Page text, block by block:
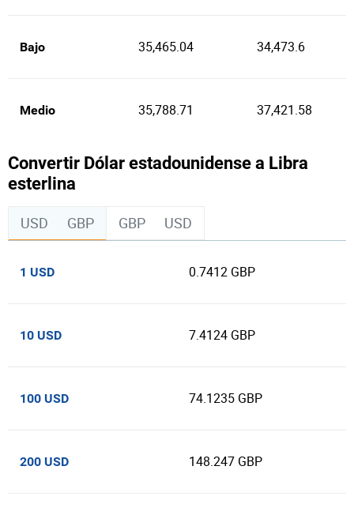
Bajo 35,465.04 34,473.6
Medio 35,788.71 37,421.58
Convertir Dólar estadounidense a Libra
esterlina
USD GBP GBP USD
1 USD 0.7412 GBP
10 USD 7.4124 GBP
100 USD 74.1235 GBP
200 USD 148.247 GBP